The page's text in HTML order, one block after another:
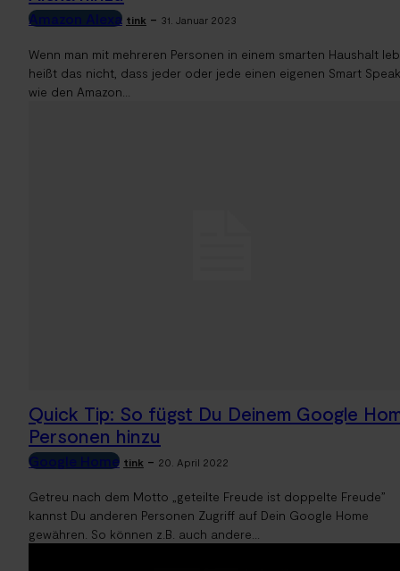
Amazon Alexa tink - 31. Januar 2023
Wenn man mit mehreren Personen in einem smarten Haushalt
heißt das nicht, dass jeder oder jede einen eigenen Smart
wie den Amazon...
Quick Tip: So fügst Du Deinem Google
Personen hinzu
Google Home tink - 20. April 2022
Getreu nach dem Motto „geteilte Freude ist doppelte Freude”
kannst Du anderen Personen Zugriff auf Dein Google Home
gewähren. So können z.B. auch andere...